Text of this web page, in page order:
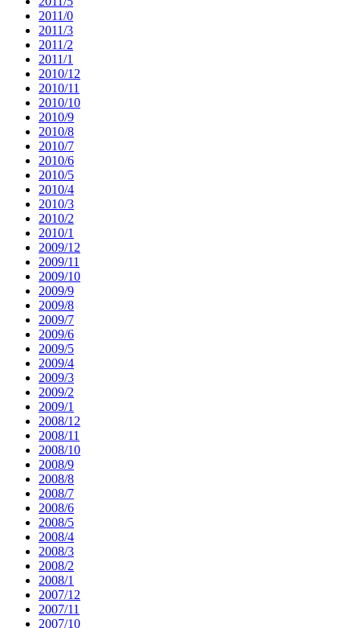
2011/0
2011/3
2011/2
2011/1
2010/12
2010/11
2010/10
2010/9
2010/8
2010/7
2010/6
2010/5
2010/4
2010/3
2010/2
2010/1
2009/12
2009/11
2009/10
2009/9
2009/8
2009/7
2009/6
2009/5
2009/4
2009/3
2009/2
2009/1
2008/12
2008/11
2008/10
2008/9
2008/8
2008/7
2008/6
2008/5
2008/4
2008/3
2008/2
2008/1
2007/12
2007/11
2007/10